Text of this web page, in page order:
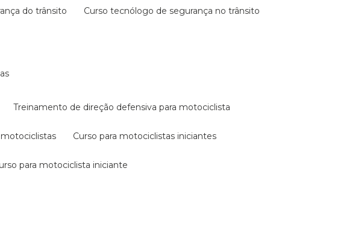
do trânsito curso tecnólogo de segurança no trânsito
treinamento de direção defensiva para motociclista
motociclistas curso para motociclistas iniciantes
curso para motociclista iniciante